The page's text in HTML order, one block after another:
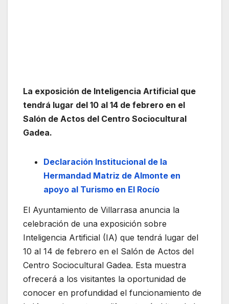
La exposición de Inteligencia Artificial que
tendrá lugar del 10 al 14 de febrero en el
Salón de Actos del Centro Sociocultural
Gadea.
Declaración Institucional de la
Hermandad Matriz de Almonte en
apoyo al Turismo en El Rocío
El Ayuntamiento de Villarrasa anuncia la
celebración de una exposición sobre
Inteligencia Artificial (IA) que tendrá lugar del
10 al 14 de febrero en el Salón de Actos del
Centro Sociocultural Gadea. Esta muestra
ofrecerá a los visitantes la oportunidad de
conocer en profundidad el funcionamiento de